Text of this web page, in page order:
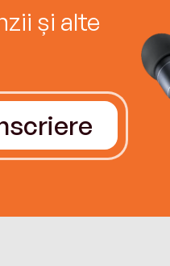
și alte